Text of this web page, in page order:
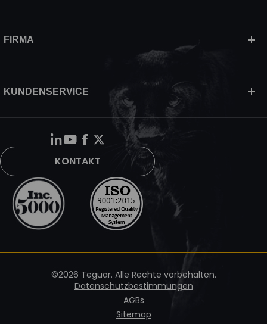
FIRMA
KUNDENSERVICE
KONTAKT
©2026 Teguar. Alle Rechte vorbehalten.
Datenschutzbestimmungen
AGBs
Sitemap